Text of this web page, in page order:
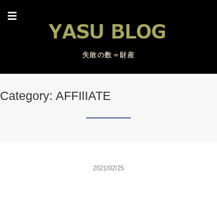
☰
失敗の数＝財産
Category: AFFIlIATE
2021/02/25